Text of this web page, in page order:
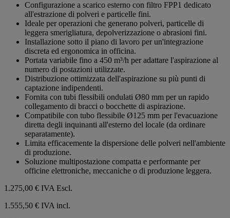
Configurazione a scarico esterno con filtro FPP1 dedicato
all'estrazione di polveri e particelle fini.
Ideale per operazioni che generano polveri, particelle di
leggera smerigliatura, depolverizzazione o abrasioni fini.
Installazione sotto il piano di lavoro per un'integrazione
discreta ed ergonomica in officina.
Portata variabile fino a 450 m³/h per adattare l'aspirazione al
numero di postazioni utilizzate.
Distribuzione ottimizzata dell'aspirazione su più punti di
captazione indipendenti.
Fornita con tubi flessibili ondulati Ø80 mm per un rapido
collegamento di bracci o bocchette di aspirazione.
Compatibile con tubo flessibile Ø125 mm per l'evacuazione
diretta degli inquinanti all'esterno del locale (da ordinare
separatamente).
Limita efficacemente la dispersione delle polveri nell'ambiente
di produzione.
Soluzione multipostazione compatta e performante per
officine elettroniche, meccaniche o di produzione leggera.
1.275,00 € IVA Escl.
1.555,50 € IVA incl.